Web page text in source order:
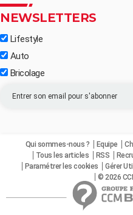
NEWSLETTERS
Lifestyle
Auto
Bricolage
Qui sommes-nous ? Equipe
Tous les articles
RSS
Paramétrer les cookies
Gérer
© 2026